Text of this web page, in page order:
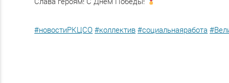
#новостиРКЦСО #коллектив #социальнаяработа